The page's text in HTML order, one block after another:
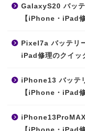
GalaxyS20 バッテ
【iPhone・iPad
Pixel7a バッテリ
iPad修理のクイッ
iPhone13 バッテ
【iPhone・iPad
iPhone13ProMAX